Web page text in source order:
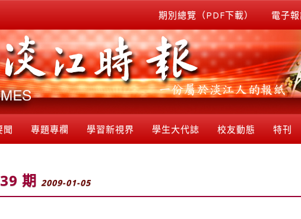
期別總覽（PDF下載） 電子
聞 專題專欄 學習新視界 學生大代誌 校友動態 特刊
期 2009-01-05